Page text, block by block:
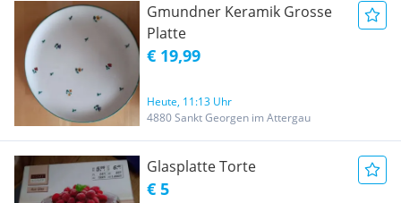
Gmundner Keramik Grosse
Platte
€ 19,99
Heute, 11:13 Uhr
4880 Sankt Georgen im Attergau
Glasplatte Torte
€ 5